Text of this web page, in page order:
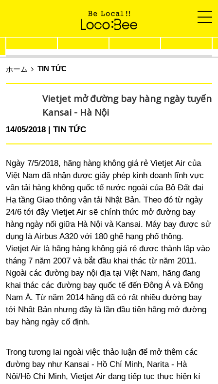
ホーム TIN TỨC
Vietjet mở đường bay hàng ngày tuyến
Kansai - Hà Nội
14/05/2018 TIN TỨC
Ngày 7/5/2018, hãng hàng không giá rẻ Vietjet Air của
Việt Nam đã nhận được giấy phép kinh doanh lĩnh vực
vận tải hàng không quốc tế nước ngoài của Bộ Đất đai
Hạ tầng Giao thông vận tải Nhật Bản. Theo đó từ ngày
24/6 tới đây Vietjet Air sẽ chính thức mở đường bay
hàng ngày nối giữa Hà Nội và Kansai. Máy bay được sử
dụng là Airbus A320 với 180 ghế hạng phổ thông.
Vietjet Air là hãng hàng không giá rẻ được thành lập vào
tháng 7 năm 2007 và bắt đầu khai thác từ năm 2011.
Ngoài các đường bay nội địa tại Việt Nam, hãng đang
khai thác các đường bay quốc tế đến Đông Á và Đông
Nam Á. Từ năm 2014 hãng đã có rất nhiều đường bay
tới Nhật Bản nhưng đây là lần đầu tiên hãng mở đường
bay hàng ngày cố định.
Trong tương lai ngoài việc thảo luận để mở thêm các
đường bay như Kansai - Hồ Chí Minh, Narita - Hà
Nội/Hồ Chí Minh, Vietjet Air đang tiếp tục thực hiện kí